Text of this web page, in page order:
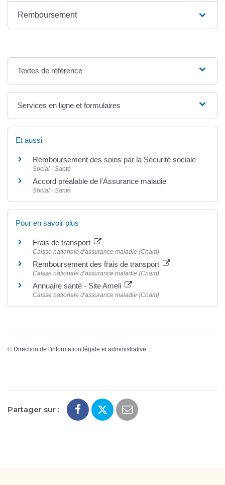
Remboursement
Textes de référence
Services en ligne et formulaires
Et aussi
Remboursement des soins par la Sécurité sociale
Social - Santé
Accord préalable de l'Assurance maladie
Social - Santé
Pour en savoir plus
Frais de transport
Caisse nationale d'assurance maladie (Cnam)
Remboursement des frais de transport
Caisse nationale d'assurance maladie (Cnam)
Annuaire santé - Site Ameli
Caisse nationale d'assurance maladie (Cnam)
© Direction de l'information légale et administrative
Partager sur :